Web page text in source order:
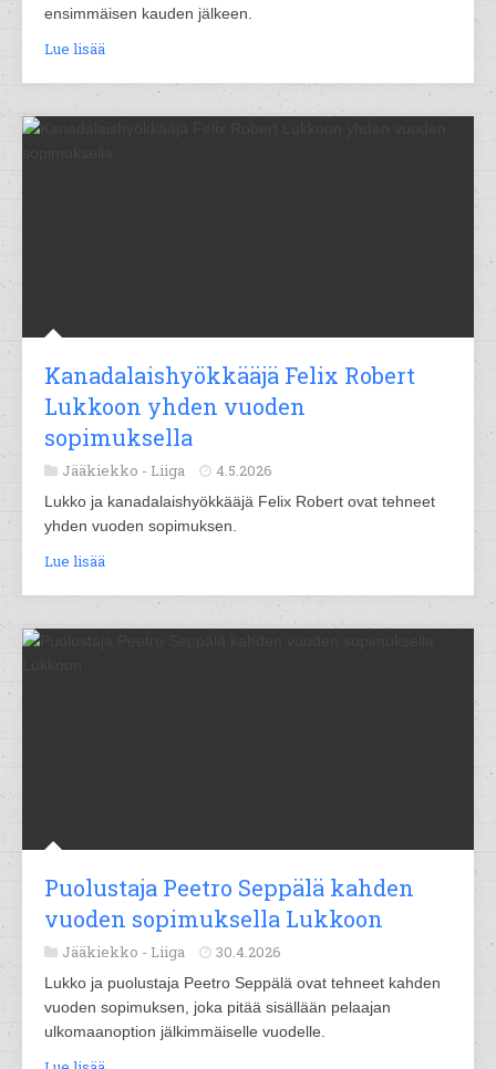
ensimmäisen kauden jälkeen.
Lue lisää
Kanadalaishyökkääjä Felix Robert
Lukkoon yhden vuoden
sopimuksella
Jääkiekko - Liiga 4.5.2026
Lukko ja kanadalaishyökkääjä Felix Robert ovat tehneet
yhden vuoden sopimuksen.
Lue lisää
Puolustaja Peetro Seppälä kahden
vuoden sopimuksella Lukkoon
Jääkiekko - Liiga 30.4.2026
Lukko ja puolustaja Peetro Seppälä ovat tehneet kahden
vuoden sopimuksen, joka pitää sisällään pelaajan
ulkomaanoption jälkimmäiselle vuodelle.